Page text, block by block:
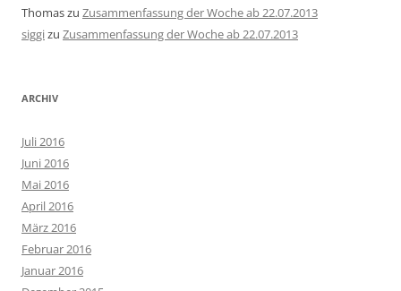
Thomaszu Zusammenfassung der Woche ab 22.07.2013
siggizu Zusammenfassung der Woche ab 22.07.2013
ARCHIV
Juli 2016
Juni 2016
Mai 2016
April 2016
März 2016
Februar 2016
Januar 2016